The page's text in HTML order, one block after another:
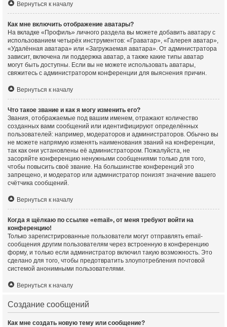
Вернуться к началу
Как мне включить отображение аватары?
На вкладке «Профиль» личного раздела вы можете добавить аватару с
использованием четырёх инструментов: «Граватар», «Галерея аватар»,
«Удалённая аватара» или «Загружаемая аватара». От администратора
зависит, включена ли поддержка аватар, а также какие типы аватар
могут быть доступны. Если вы не можете использовать аватары,
свяжитесь с администратором конференции для выяснения причин.
Вернуться к началу
Что такое звание и как я могу изменить его?
Звания, отображаемые под вашим именем, отражают количество
созданных вами сообщений или идентифицируют определённых
пользователей: например, модераторов и администраторов. Обычно вы
не можете напрямую изменять наименования званий на конференции,
так как они установлены её администратором. Пожалуйста, не
засоряйте конференцию ненужными сообщениями только для того,
чтобы повысить своё звание. На большинстве конференций это
запрещено, и модератор или администратор понизят значение вашего
счётчика сообщений.
Вернуться к началу
Когда я щёлкаю по ссылке «email», от меня требуют войти на
конференцию!
Только зарегистрированные пользователи могут отправлять email-
сообщения другим пользователям через встроенную в конференцию
форму, и только если администратор включил такую возможность. Это
сделано для того, чтобы предотвратить злоупотребления почтовой
системой анонимными пользователями.
Вернуться к началу
Создание сообщений
Как мне создать новую тему или сообщение?